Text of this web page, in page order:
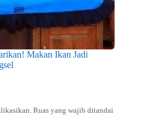
Makan Ikan Jadi
Ruas yang wajib ditandai